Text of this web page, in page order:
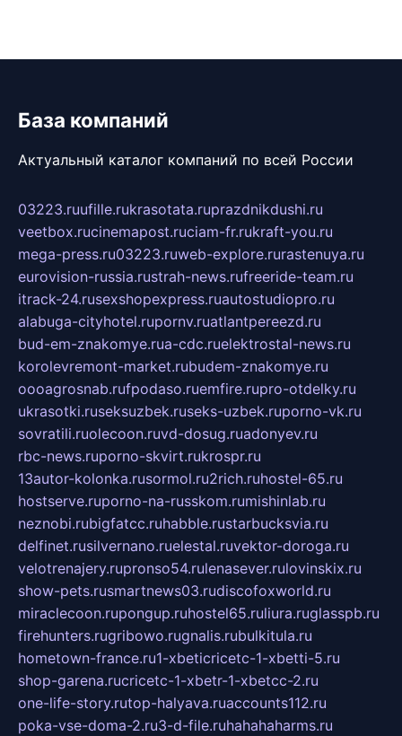
База компаний
Актуальный каталог компаний по всей России
03223.ruufille.rukrasotata.ruprazdnikdushi.ru
veetbox.rucinemapost.ruciam-fr.rukraft-you.ru
mega-press.ru03223.ruweb-explore.rurastenuya.ru
eurovision-russia.rustrah-news.rufreeride-team.ru
itrack-24.rusexshopexpress.ruautostudiopro.ru
alabuga-cityhotel.rupornv.ruatlantpereezd.ru
bud-em-znakomye.rua-cdc.ruelektrostal-news.ru
korolevremont-market.rubudem-znakomye.ru
oooagrosnab.rufpodaso.ruemfire.rupro-otdelky.ru
ukrasotki.ruseksuzbek.ruseks-uzbek.ruporno-vk.ru
sovratili.ruolecoon.ruvd-dosug.ruadonyev.ru
rbc-news.ruporno-skvirt.rukrospr.ru
13autor-kolonka.rusormol.ru2rich.ruhostel-65.ru
hostserve.ruporno-na-russkom.rumishinlab.ru
neznobi.rubigfatcc.ruhabble.rustarbucksvia.ru
delfinet.rusilvernano.ruelestal.ruvektor-doroga.ru
velotrenajery.rupronso54.rulenasever.rulovinskix.ru
show-pets.rusmartnews03.rudiscofoxworld.ru
miraclecoon.rupongup.ruhostel65.ruliura.ruglasspb.ru
firehunters.rugribowo.rugnalis.rubulkitula.ru
hometown-france.ru1-xbeticricetc-1-xbetti-5.ru
shop-garena.rucricetc-1-xbetr-1-xbetcc-2.ru
one-life-story.rutop-halyava.ruaccounts112.ru
poka-vse-doma-2.ru3-d-file.ruhahahaharms.ru